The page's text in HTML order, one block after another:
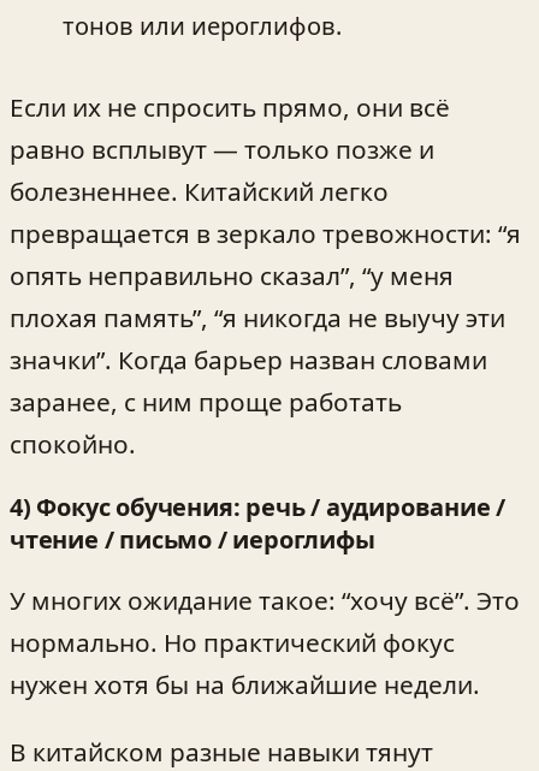
тонов или иероглифов.
Если их не спросить прямо, они всё
равно всплывут — только позже и
болезненнее. Китайский легко
превращается в зеркало тревожности: “я
опять неправильно сказал”, “у меня
плохая память”, “я никогда не выучу эти
значки”. Когда барьер назван словами
заранее, с ним проще работать
спокойно.
4) Фокус обучения: речь / аудирование /
чтение / письмо / иероглифы
У многих ожидание такое: “хочу всё”. Это
нормально. Но практический фокус
нужен хотя бы на ближайшие недели.
В китайском разные навыки тянут